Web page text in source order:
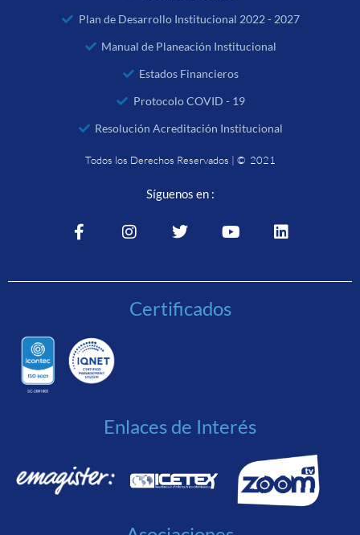
Plan de Desarrollo Institucional 2022 - 2027
Manual de Planeación Institucional
Estados Financieros
Protocolo COVID - 19
Resolución Acreditación Institucional
Todos los Derechos Reservados | © 2021
Síguenos en :
Certificados
Enlaces de Interés